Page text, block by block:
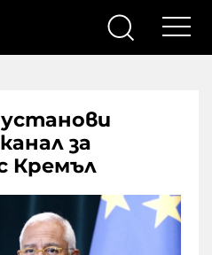
за
Кремъл